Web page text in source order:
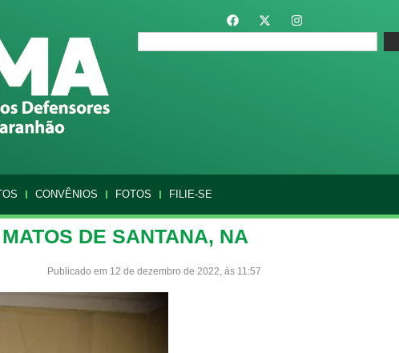
CONVÊNIOS FOTOS FILIE-SE
DE SANTANA, NA
Publicado em 12 de dezembro de 2022, às 11:57